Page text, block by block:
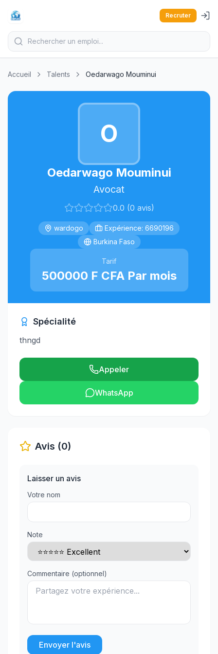
Recruter
Accueil Talents Oedarwago Mouminui
O
Oedarwago Mouminui
Avocat
0.0 (0 avis)
wardogo
Expérience: 6690196
Burkina Faso
Tarif
500000 F CFA Par mois
Spécialité
thngd
Appeler
WhatsApp
Avis (0)
Laisser un avis
Votre nom
Note
Commentaire (optionnel)
Envoyer l'avis